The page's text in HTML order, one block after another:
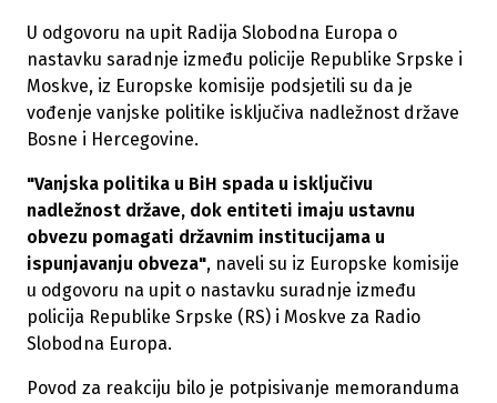
U odgovoru na upit Radija Slobodna Europa o
nastavku saradnje između policije Republike Srpske i
Moskve, iz Europske komisije podsjetili su da je
vođenje vanjske politike isključiva nadležnost države
Bosne i Hercegovine.
"Vanjska politika u BiH spada u isključivu
nadležnost države, dok entiteti imaju ustavnu
obvezu pomagati državnim institucijama u
ispunjavanju obveza", naveli su iz Europske komisije
u odgovoru na upit o nastavku suradnje između
policija Republike Srpske (RS) i Moskve za Radio
Slobodna Europa.
Povod za reakciju bilo je potpisivanje memoranduma